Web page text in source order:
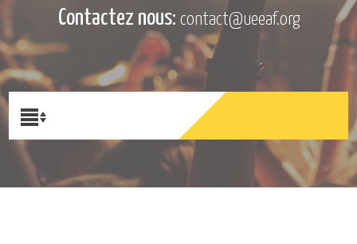
Contactez nous: contact@ueeaf.org